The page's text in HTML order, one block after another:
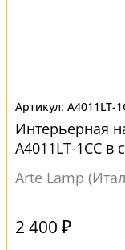
A4011LT-
Интерьерная
A4011LT-1CC в
Arte Lamp
2 400 ₽